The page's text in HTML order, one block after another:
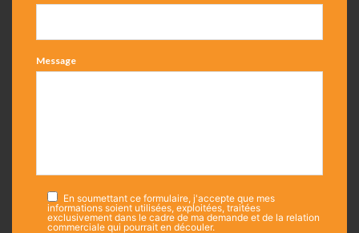
Message
En soumettant ce formulaire, j'accepte que mes
informations soient utilisées, exploitées, traitées
exclusivement dans le cadre de ma demande et de la relation
commerciale qui pourrait en découler.